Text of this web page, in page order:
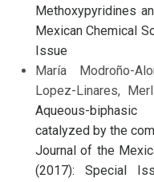
Methoxypyridines
Mexican Chemical
Issue
María Modroño-
Lopez-Linares,
Aqueous-
catalyzed by the
Journal of the
(2017): Special